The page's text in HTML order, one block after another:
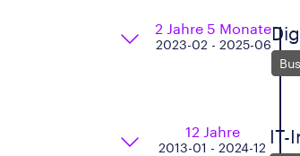
2 Jahre 5 Monate
2023-02 - 2025-06
12 Jahre
2013-01 - 2024-12
IT-